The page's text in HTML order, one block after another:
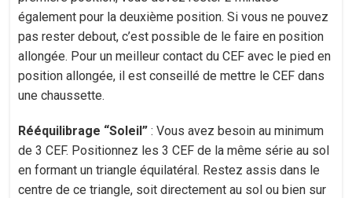
également pour la deuxième position. Si vous ne pouvez
pas rester debout, c’est possible de le faire en position
allongée. Pour un meilleur contact du CEF avec le pied en
position allongée, il est conseillé de mettre le CEF dans
une chaussette.
Rééquilibrage “Soleil” : Vous avez besoin au minimum
de 3 CEF. Positionnez les 3 CEF de la même série au sol
en formant un triangle équilatéral. Restez assis dans le
centre de ce triangle, soit directement au sol ou bien sur